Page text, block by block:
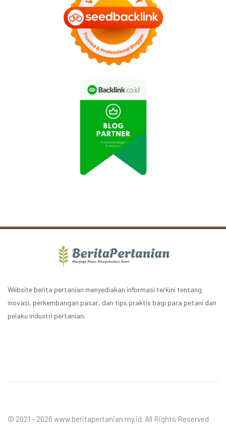
Website berita pertanian menyediakan informasi terkini tentang
inovasi, perkembangan pasar, dan tips praktis bagi para petani dan
pelaku industri pertanian.
© 2021 - 2026 www.beritapertanian.my.id. All Rights Reserved